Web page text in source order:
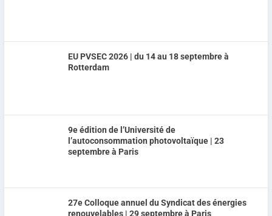
EU PVSEC 2026 | du 14 au 18 septembre à
Rotterdam
9e édition de l’Université de
l’autoconsommation photovoltaïque | 23
septembre à Paris
27e Colloque annuel du Syndicat des énergies
renouvelables | 29 septembre à Paris